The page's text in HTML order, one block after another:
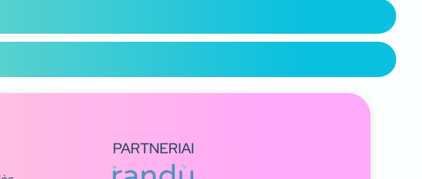
PARTNERIAI